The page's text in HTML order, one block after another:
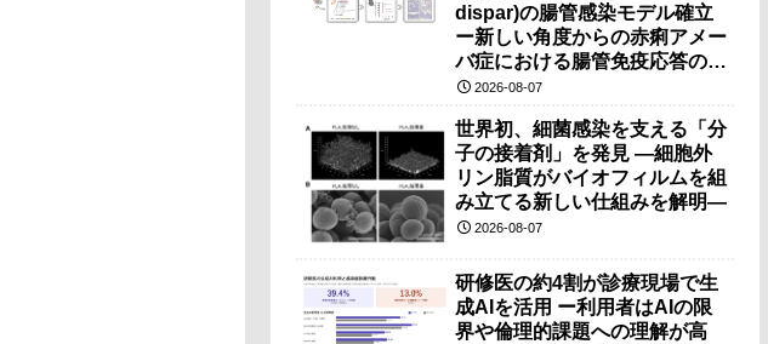
dispar)の腸管感染モデル確立
ー新しい角度からの赤痢アメー
バ症における腸管免疫応答の理
解に期待ー
2026-08-07
世界初、細菌感染を支える「分
子の接着剤」を発見 ―細胞外
リン脂質がバイオフィルムを組
み立てる新しい仕組みを解明―
2026-08-07
研修医の約4割が診療現場で生
成AIを活用 ー利用者はAIの限
界や倫理的課題への理解が高